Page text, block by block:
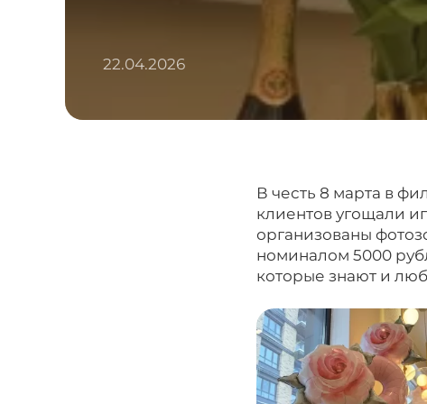
22.04.2026
В честь 8 марта в
клиентов угощали
организованы
номиналом 5000
которые знают и